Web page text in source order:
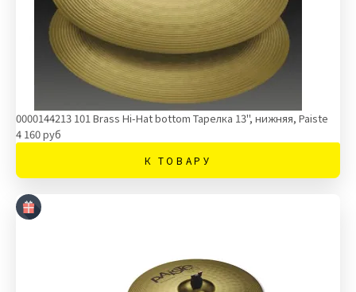
0000144213 101 Brass Hi-Hat bottom Тарелка 13'', нижняя, Paiste
4 160 руб
К ТОВАРУ